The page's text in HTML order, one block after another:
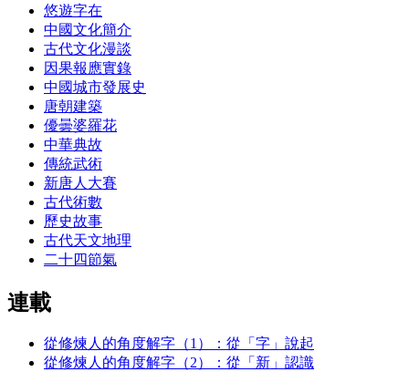
悠遊字在
中國文化簡介
古代文化漫談
因果報應實錄
中國城市發展史
唐朝建築
優曇婆羅花
中華典故
傳統武術
新唐人大賽
古代術數
歷史故事
古代天文地理
二十四節氣
連載
從修煉人的角度解字（1）：從「字」說起
從修煉人的角度解字（2）：從「新」認識